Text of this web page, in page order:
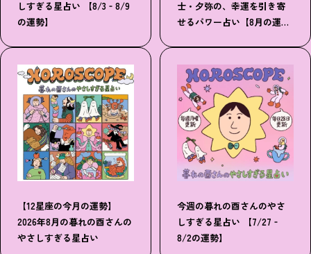
しすぎる星占い 【8/3‐8/9
の運勢】
士・夕弥の、幸運を引き寄
せるパワー占い【8月の運
【12星座の今月の運勢】
2026年8月の暮れの酉さんの
やさしすぎる星占い
今週の暮れの酉さんのやさ
しすぎる星占い 【7/27‐
8/2の運勢】